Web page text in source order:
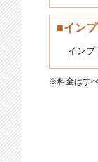
■イン
インプ
※料金はす